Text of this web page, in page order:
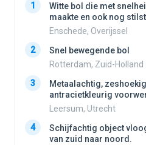
1
Witte bol die met
maakte en ook nog
Enschede, Overijssel
2
Snel bewegende bol
Rotterdam, Zuid-Holland
3
Metaalachtig,
antracietkleurig
Leersum, Utrecht
4
Schijfachtig object
van zuid naar noord.